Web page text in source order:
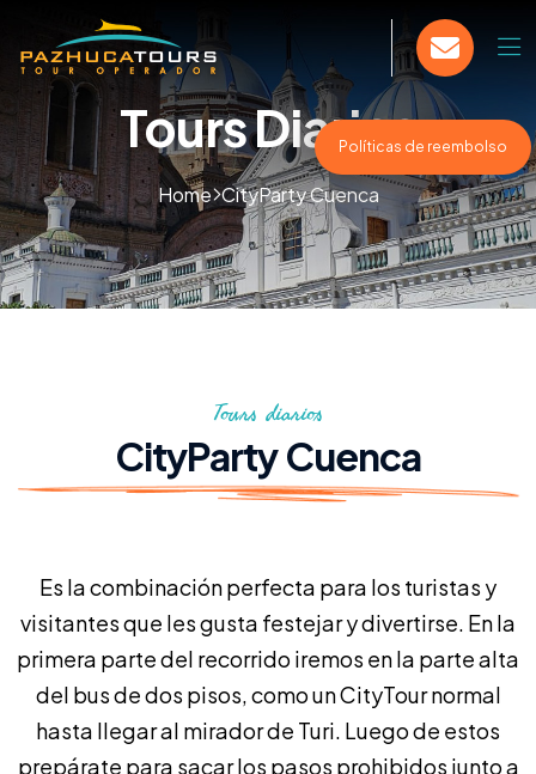
Tours Diarios
Home CityParty Cuenca
Tours diarios
CityParty Cuenca
Es la combinación perfecta para los turistas y
visitantes que les gusta festejar y divertirse. En la
primera parte del recorrido iremos en la parte alta
del bus de dos pisos, como un CityTour normal
hasta llegar al mirador de Turi. Luego de estos
prepárate para sacar los pasos prohibidos junto a
Políticas de reembolso